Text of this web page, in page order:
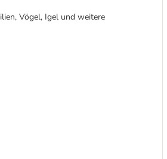
Vögel, Igel und weitere